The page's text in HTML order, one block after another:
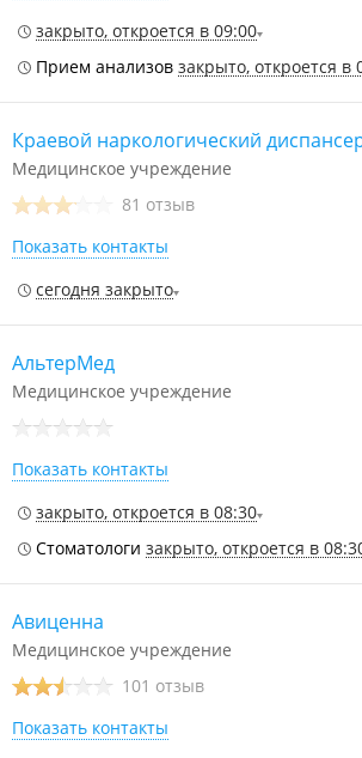
закрыто, откроется в 09:00
Прием анализов закрыто, откроется в
Краевой наркологический
Медицинское учреждение
81 отзыв
Показать контакты
сегодня закрыто
АльтерМед
Медицинское учреждение
Показать контакты
закрыто, откроется в 08:30
Стоматологи закрыто, откроется в
Авиценна
Медицинское учреждение
101 отзыв
Показать контакты